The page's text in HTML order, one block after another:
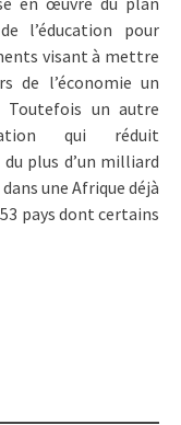
l’éducation pour
visant à mettre
de l’économie un
un autre
qui réduit
plus d’un milliard
une Afrique déjà
pays dont certains